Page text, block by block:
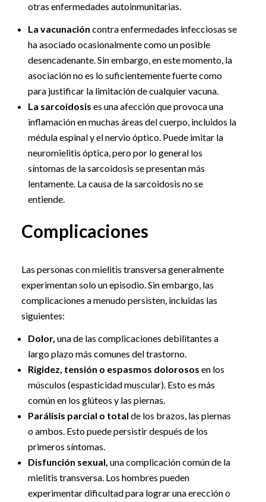
otras enfermedades autoinmunitarias.
La vacunación contra enfermedades infecciosas se
ha asociado ocasionalmente como un posible
desencadenante. Sin embargo, en este momento, la
asociación no es lo suficientemente fuerte como
para justificar la limitación de cualquier vacuna.
La sarcoidosis es una afección que provoca una
inflamación en muchas áreas del cuerpo, incluidos la
médula espinal y el nervio óptico. Puede imitar la
neuromielitis óptica, pero por lo general los
síntomas de la sarcoidosis se presentan más
lentamente. La causa de la sarcoidosis no se
entiende.
Complicaciones
Las personas con mielitis transversa generalmente
experimentan solo un episodio. Sin embargo, las
complicaciones a menudo persisten, incluidas las
siguientes:
Dolor, una de las complicaciones debilitantes a
largo plazo más comunes del trastorno.
Rigidez, tensión o espasmos dolorosos en los
músculos (espasticidad muscular). Esto es más
común en los glúteos y las piernas.
Parálisis parcial o total de los brazos, las piernas
o ambos. Esto puede persistir después de los
primeros síntomas.
Disfunción sexual, una complicación común de la
mielitis transversa. Los hombres pueden
experimentar dificultad para lograr una erección o